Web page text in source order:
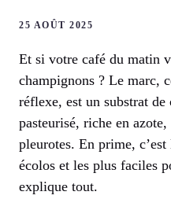
25 AOÛT 2025
Et si votre café du matin
champignons ? Le marc,
réflexe, est un substrat
pasteurisé, riche en
pleurotes. En prime, c’est
écolos et les plus faciles
explique tout.